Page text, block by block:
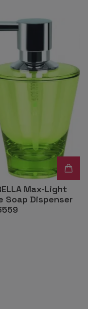
Max-Light
Soap Dispenser